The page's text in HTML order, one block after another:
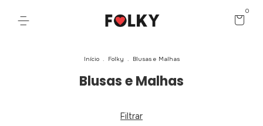
0
Início . Folky . Blusas e Malhas
Blusas e Malhas
Filtrar